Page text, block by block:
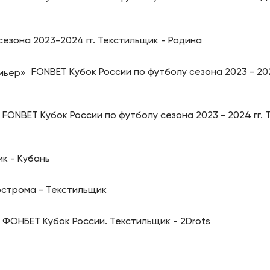
2023-2024 гг. Текстильщик - Родина
FONBET Кубок России по футболу сезона 2023 -
FONBET Кубок России по футболу сезона 2023 - 2024 гг.
- Кубань
- Текстильщик
ФОНБЕТ Кубок России. Текстильщик - 2Drots